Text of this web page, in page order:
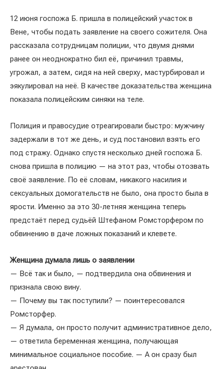
12 июня госпожа Б. пришла в полицейский участок в
Вене, чтобы подать заявление на своего сожителя. Она
рассказала сотрудницам полиции, что двумя днями
ранее он неоднократно бил её, причинил травмы,
угрожал, а затем, сидя на ней сверху, мастурбировал и
эякулировал на неё. В качестве доказательства женщина
показала полицейским синяки на теле.
Полиция и правосудие отреагировали быстро: мужчину
задержали в тот же день, и суд постановил взять его
под стражу. Однако спустя несколько дней госпожа Б.
снова пришла в полицию — на этот раз, чтобы отозвать
своё заявление. По её словам, никакого насилия и
сексуальных домогательств не было, она просто была в
ярости. Именно за это 30-летняя женщина теперь
предстаёт перед судьёй Штефаном Ромсторфером по
обвинению в даче ложных показаний и клевете.
Женщина думала лишь о заявлении
— Всё так и было, — подтвердила она обвинения и
признала свою вину.
— Почему вы так поступили? — поинтересовался
Ромсторфер.
— Я думала, он просто получит административное дело,
— ответила беременная женщина, получающая
минимальное социальное пособие. — А он сразу был